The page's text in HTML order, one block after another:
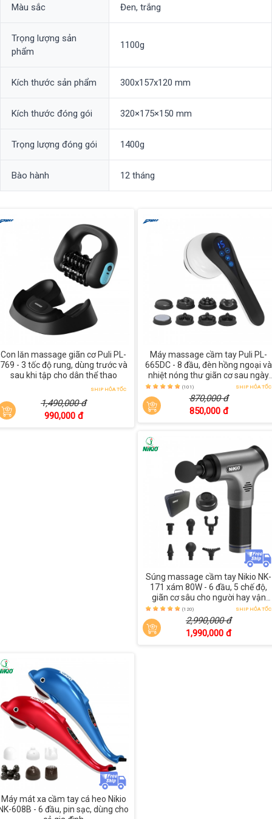
Màu sắc Đen, trắng
Trọng lượng sản
phẩm
1100g
Kích thước sản phẩm 300x157x120 mm
Kích thước đóng gói 320×175×150 mm
Trọng lượng đóng gói 1400g
Bào hành 12 tháng
Con lăn massage giãn cơ Puli PL-
769 - 3 tốc độ rung, dùng trước và
sau khi tập cho dân thể thao
SHIP HỎA TỐC
1,490,000 đ
990,000 đ
Máy massage cầm tay Puli PL-
665DC - 8 đầu, đèn hồng ngoại và
nhiệt nóng thư giãn cơ sau ngày
(101) SHIP HỎA TỐC
870,000 đ
850,000 đ
Súng massage cầm tay Nikio NK-
171 xám 80W - 6 đầu, 5 chế độ,
giãn cơ sâu cho người hay vận
(120) SHIP HỎA TỐC
2,990,000 đ
1,990,000 đ
Máy mát xa cầm tay cá heo Nikio
608B - 6 đầu, pin sạc, dùng cho